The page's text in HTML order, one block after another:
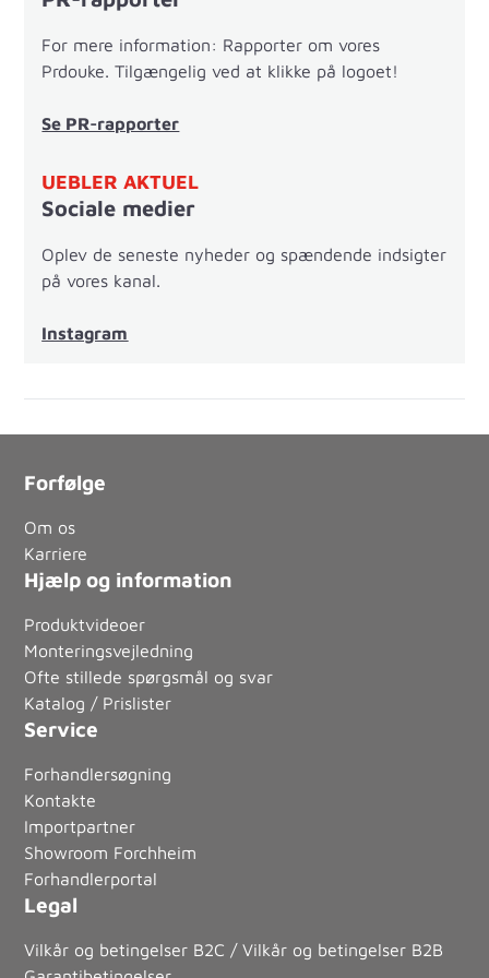
For mere information: Rapporter om vores
Prdouke. Tilgængelig ved at klikke på logoet!
Se PR-rapporter
UEBLER AKTUEL
Sociale medier
Oplev de seneste nyheder og spændende indsigter
på vores kanal.
Instagram
Forfølge
Om os
Karriere
Hjælp og information
Produktvideoer
Monteringsvejledning
Ofte stillede spørgsmål og svar
Katalog / Prislister
Service
Forhandlersøgning
Kontakte
Importpartner
Showroom Forchheim
Forhandlerportal
Legal
Vilkår og betingelser B2C / Vilkår og betingelser B2B